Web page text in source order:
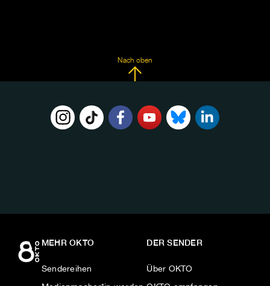
Nach oben
MEHR OKTO
Sendereihen
DER SENDER
Über OKTO